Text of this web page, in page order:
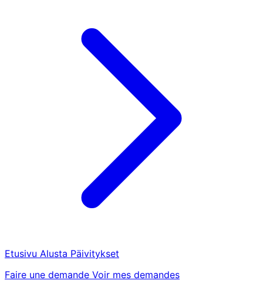
Etusivu Alusta Päivitykset
Faire une demande Voir mes demandes